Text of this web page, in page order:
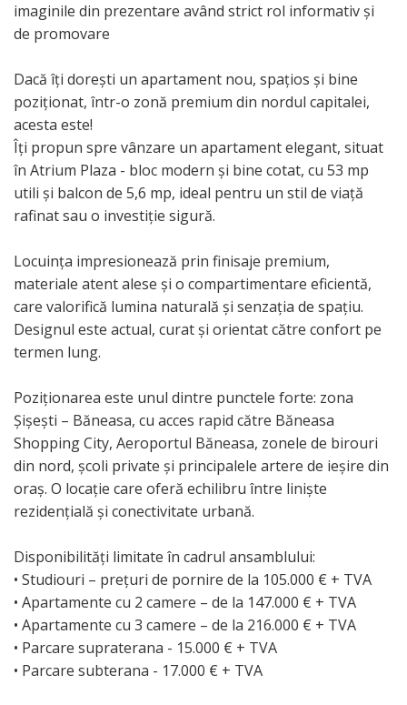
imaginile din prezentare având strict rol informativ și
de promovare
Dacă îți dorești un apartament nou, spațios și bine
poziționat, într-o zonă premium din nordul capitalei,
acesta este!
Îți propun spre vânzare un apartament elegant, situat
în Atrium Plaza - bloc modern și bine cotat, cu 53 mp
utili și balcon de 5,6 mp, ideal pentru un stil de viață
rafinat sau o investiție sigură.
Locuința impresionează prin finisaje premium,
materiale atent alese și o compartimentare eficientă,
care valorifică lumina naturală și senzația de spațiu.
Designul este actual, curat și orientat către confort pe
termen lung.
Poziționarea este unul dintre punctele forte: zona
Șișești – Băneasa, cu acces rapid către Băneasa
Shopping City, Aeroportul Băneasa, zonele de birouri
din nord, școli private și principalele artere de ieșire din
oraș. O locație care oferă echilibru între liniște
rezidențială și conectivitate urbană.
Disponibilități limitate în cadrul ansamblului:
• Studiouri – prețuri de pornire de la 105.000 € + TVA
• Apartamente cu 2 camere – de la 147.000 € + TVA
• Apartamente cu 3 camere – de la 216.000 € + TVA
• Parcare supraterana - 15.000 € + TVA
• Parcare subterana - 17.000 € + TVA